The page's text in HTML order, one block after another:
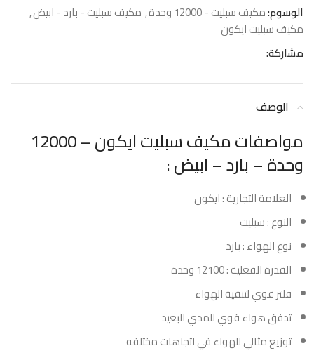
الوسوم:مكيف سبليت - 12000 وحدة , مكيف سبليت - بارد - ابيض,
مكيف سبليت ايكون
مشاركة:
الوصف
مواصفات مكيف سبليت ايكون – 12000
وحدة – بارد – ابيض :
العلامة التجارية : ايكون
النوع : سبليت
نوع الهواء : بارد
القدرة الفعلية : 12100 وحدة
فلتر قوي لتنقية الهواء
تدفق هواء قوي للمدي البعيد
توزيع مثالي للهواء في اتجاهات مختلفه